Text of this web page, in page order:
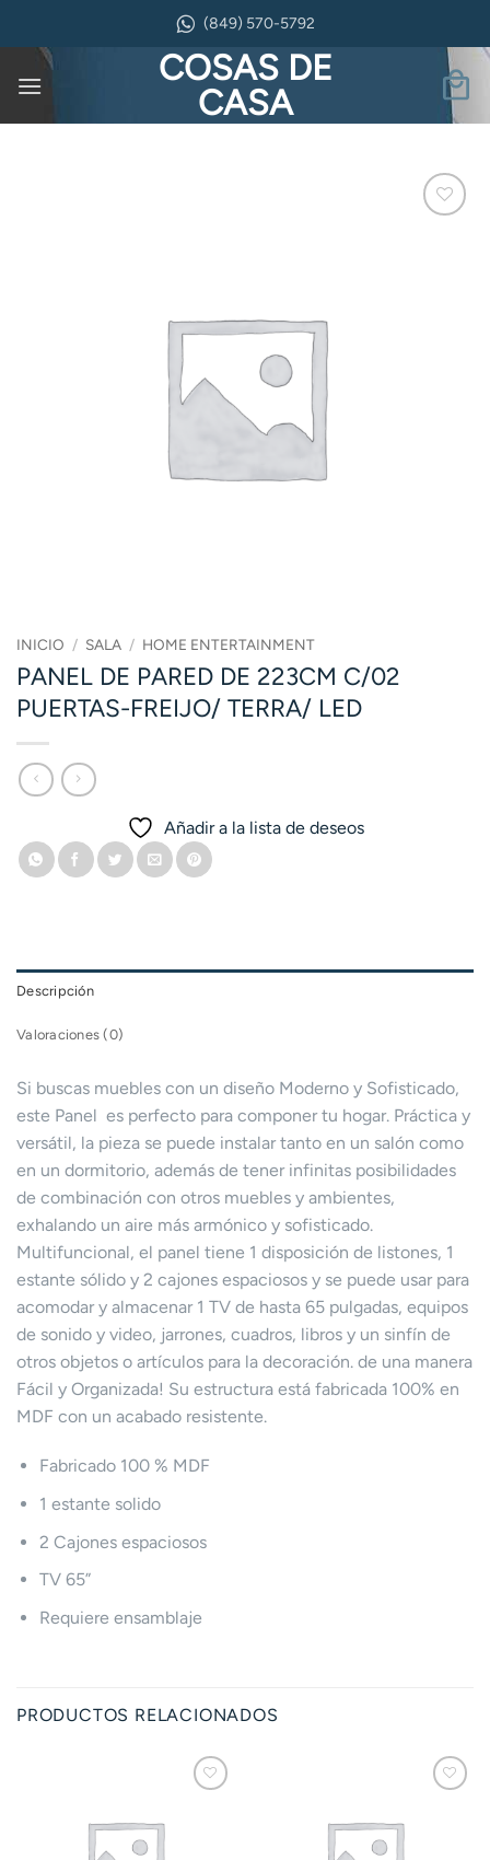
contenido
(849) 570-5792
COSAS DE
CASA
INICIO / SALA / HOME ENTERTAINMENT
PANEL DE PARED DE 223CM C/02
PUERTAS-FREIJO/ TERRA/ LED
Añadir a la lista de deseos
Descripción
Valoraciones (0)
Si buscas muebles con un diseño Moderno y Sofisticado,
este Panel es perfecto para componer tu hogar. Práctica y
versátil, la pieza se puede instalar tanto en un salón como
en un dormitorio, además de tener infinitas posibilidades
de combinación con otros muebles y ambientes,
exhalando un aire más armónico y sofisticado.
Multifuncional, el panel tiene 1 disposición de listones, 1
estante sólido y 2 cajones espaciosos y se puede usar para
acomodar y almacenar 1 TV de hasta 65 pulgadas, equipos
de sonido y video, jarrones, cuadros, libros y un sinfín de
otros objetos o artículos para la decoración. de una manera
Fácil y Organizada! Su estructura está fabricada 100% en
MDF con un acabado resistente.
Fabricado 100 % MDF
1 estante solido
2 Cajones espaciosos
TV 65”
Requiere ensamblaje
PRODUCTOS RELACIONADOS